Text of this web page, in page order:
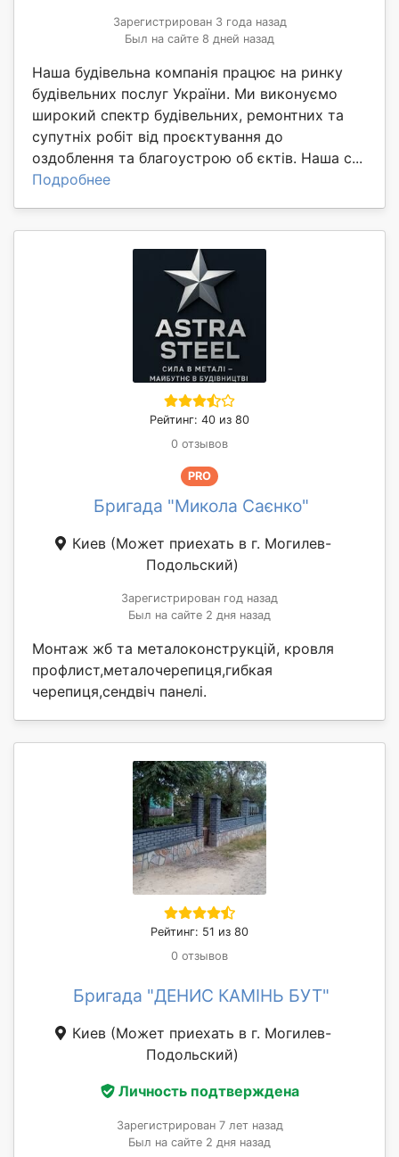
Зарегистрирован 3 года назад
Был на сайте 8 дней назад
Наша будівельна компанія працює на ринку
будівельних послуг України. Ми виконуємо
широкий спектр будівельних, ремонтних та
супутніх робіт від проєктування до
оздоблення та благоустрою об єктів. Наша с...
Подробнее
Рейтинг: 40 из 80
0 отзывов
PRO
Бригада "Микола Саєнко"
Киев (Может приехать в г. Могилев-
Подольский)
Зарегистрирован год назад
Был на сайте 2 дня назад
Монтаж жб та металоконструкцій, кровля
профлист,металочерепиця,гибкая
черепиця,сендвіч панелі.
Рейтинг: 51 из 80
0 отзывов
Бригада "ДЕНИС КАМІНЬ БУТ"
Киев (Может приехать в г. Могилев-
Подольский)
Личность подтверждена
Зарегистрирован 7 лет назад
Был на сайте 2 дня назад